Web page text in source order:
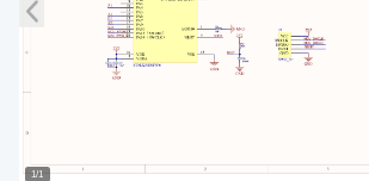
1/1